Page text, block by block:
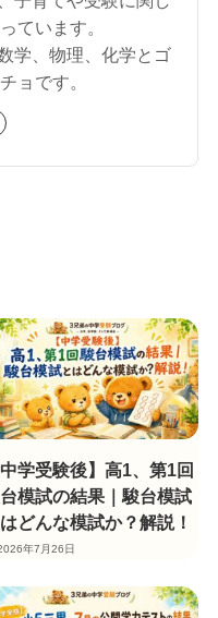
ています。
学、物理、化学とゴ
ョです。
中学受験後】高1、第1回
模試の結果｜駿台模試
どんな模試か？解説！
年7月26日